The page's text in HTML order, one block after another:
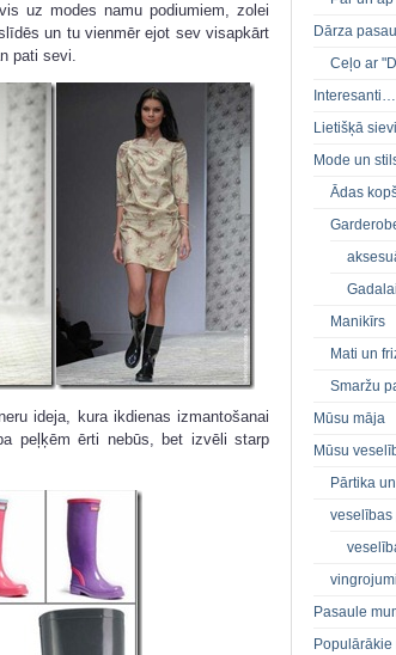
uz modes namu podiumiem, zolei
un tu vienmēr ejot sev visapkārt
pati sevi.
ideja, kura ikdienas izmantošanai
peļķēm ērti nebūs, bet izvēli starp
Dārza
Ceļo ar
Interesanti…
Lietišķā
Mode un
Ādas
Manikīrs
Mati un
Smaržu
Mūsu māja
Mūsu
Pārtika
veselības
vingrojumi
Pasaule